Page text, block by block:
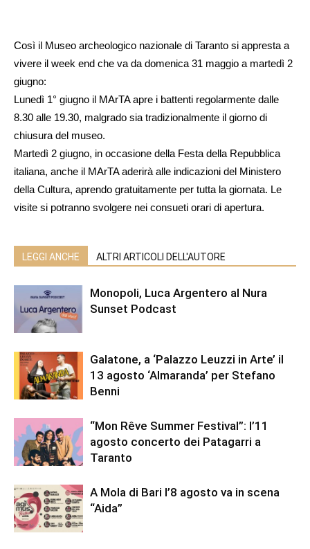
Così il Museo archeologico nazionale di Taranto si appresta a
vivere il week end che va da domenica 31 maggio a martedì 2
giugno:
Lunedì 1° giugno il MArTA apre i battenti regolarmente dalle
8.30 alle 19.30, malgrado sia tradizionalmente il giorno di
chiusura del museo.
Martedì 2 giugno, in occasione della Festa della Repubblica
italiana, anche il MArTA aderirà alle indicazioni del Ministero
della Cultura, aprendo gratuitamente per tutta la giornata. Le
visite si potranno svolgere nei consueti orari di apertura.
LEGGI ANCHE ALTRI ARTICOLI DELL'AUTORE
Monopoli, Luca Argentero al Nura
Sunset Podcast
Galatone, a ‘Palazzo Leuzzi in Arte’ il
13 agosto ‘Almaranda’ per Stefano
Benni
“Mon Rêve Summer Festival”: l’11
agosto concerto dei Patagarri a
Taranto
A Mola di Bari l’8 agosto va in scena
“Aida”